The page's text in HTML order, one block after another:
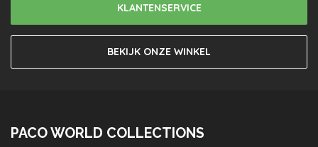
KLANTENSERVICE
BEKIJK ONZE WINKEL
PACO WORLD COLLECTIONS